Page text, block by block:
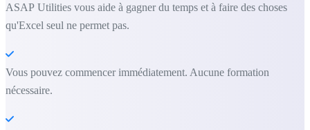
ASAP Utilities vous aide à gagner du temps et à faire des choses
qu'Excel seul ne permet pas.
Vous pouvez commencer immédiatement. Aucune formation
nécessaire.